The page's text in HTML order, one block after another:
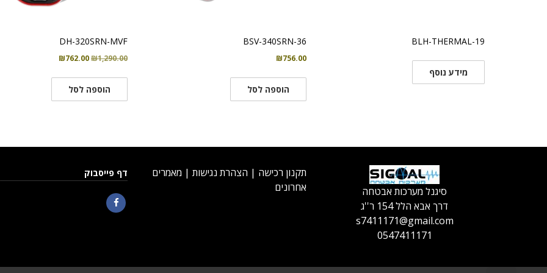
BLH-THERMAL-19
מידע נוסף
BSV-340SRN-36
₪756.00
הוספה לסל
DH-320SRN-MVF
₪1,290.00
המחיר
היה:
₪762.00
הוספה לסל
סיגנל מערכות אבטחה
דרך אבא הלל 154 ר''ג
s7411171@gmail.com
0547411171
תקנון רכישה | הצהרת נגישות | מאמרים
אחרונים
דף פייסבוק